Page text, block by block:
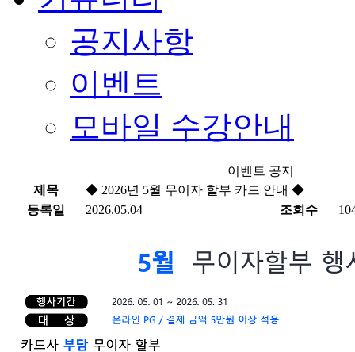
공지사항
이벤트
모바일 수강안내
이벤트 공지
제목
◆ 2026년 5월 무이자 할부 카드 안내 ◆
등록일
2026.05.04 조회수